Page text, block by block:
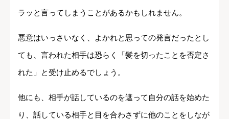
ラッと言ってしまうことがあるかもしれません。
悪意はいっさいなく、よかれと思っての発言だったとし
ても、言われた相手は恐らく「髪を切ったことを否定さ
れた」と受け止めるでしょう。
他にも、相手が話しているのを遮って自分の話を始めた
り、話している相手と目を合わさずに他のことをしなが